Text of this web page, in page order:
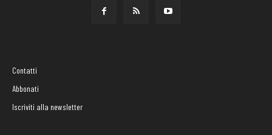
Contatti
Abbonati
Iscriviti alla newsletter